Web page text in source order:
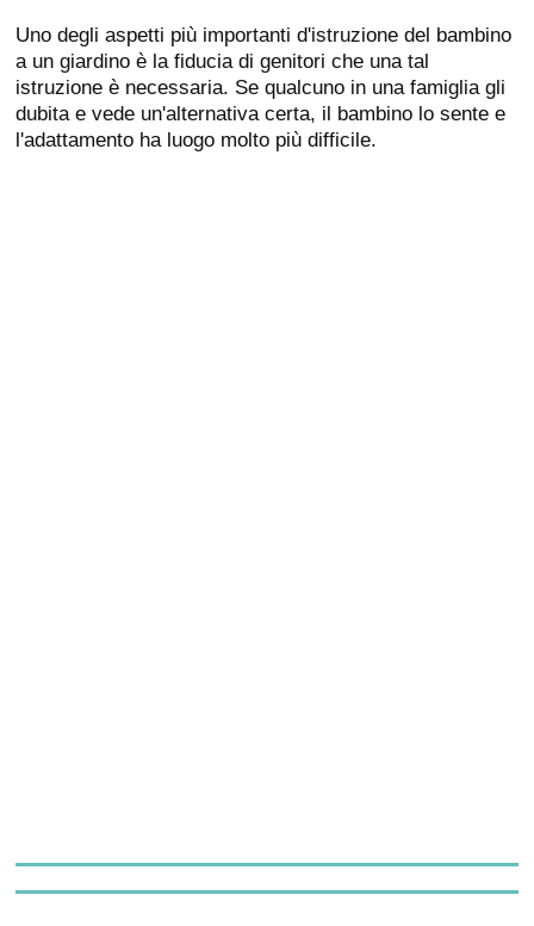
Uno degli aspetti più importanti d'istruzione del bambino
a un giardino è la fiducia di genitori che una tal
istruzione è necessaria. Se qualcuno in una famiglia gli
dubita e vede un'alternativa certa, il bambino lo sente e
l'adattamento ha luogo molto più difficile.